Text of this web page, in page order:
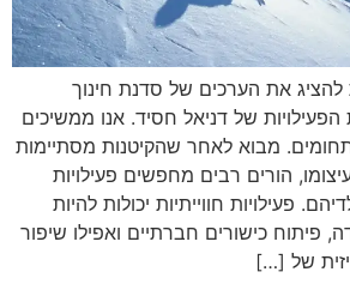
להציג את הערכים של סדנת חינוך
של דניאל חסיד. אנו ממשיכים
מבוא לאחר שהקיטנות מסתיימות
הורים רבים מחפשים פעילויות
פעילויות חווייתיות יכולות להיות
פיתוח כישורים חברתיים ואפילו שיפור
של […]